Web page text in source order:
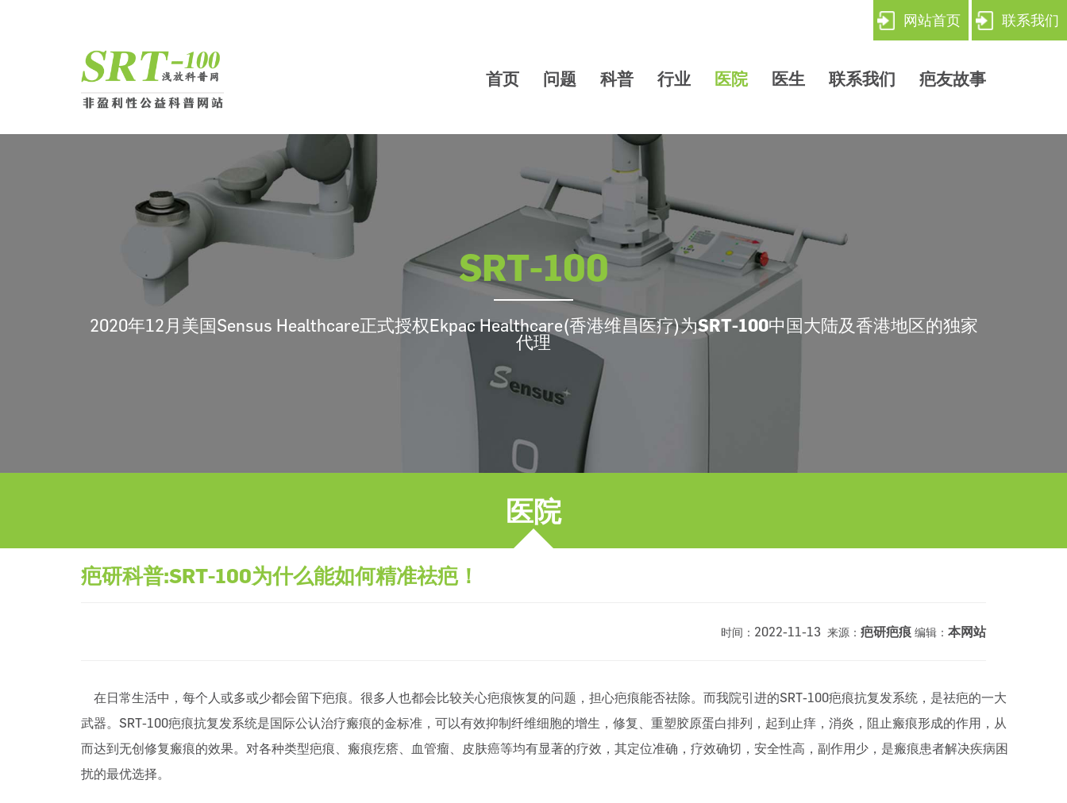
网站首页 联系我们
首页 问题 科普 行业 医院 医生 联系我们 疤友故事
SRT-100
2020年12月美国Sensus Healthcare正式授权Ekpac Healthcare(香港维昌医疗)为SRT-100中国大陆及香港地区的独家
代理
医院
疤研科普:SRT-100为什么能如何精准祛疤！
时间： 2022-11-13 来源： 疤研疤痕 编辑： 本网站
在日常生活中，每个人或多或少都会留下疤痕。很多人也都会比较关心疤痕恢复的问题，担心疤痕能否祛除。而我院引进的SRT-100疤痕抗复发系统，是祛疤的一大
武器。SRT-100疤痕抗复发系统是国际公认治疗瘢痕的金标准，可以有效抑制纤维细胞的增生，修复、重塑胶原蛋白排列，起到止痒，消炎，阻止瘢痕形成的作用，从
而达到无创修复瘢痕的效果。对各种类型疤痕、瘢痕疙瘩、血管瘤、皮肤癌等均有显著的疗效，其定位准确，疗效确切，安全性高，副作用少，是瘢痕患者解决疾病困
扰的最优选择。